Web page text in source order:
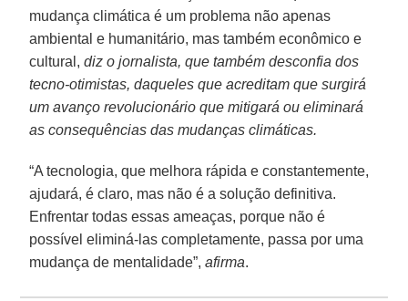
mudança climática é um problema não apenas
ambiental e humanitário, mas também econômico e
cultural,diz o jornalista, que também desconfia dos
tecno-otimistas, daqueles que acreditam que surgirá
um avanço revolucionário que mitigará ou eliminará
as consequências das mudanças climáticas.
“A tecnologia, que melhora rápida e constantemente,
ajudará, é claro, mas não é a solução definitiva.
Enfrentar todas essas ameaças, porque não é
possível eliminá-las completamente, passa por uma
mudança de mentalidade”,afirma.